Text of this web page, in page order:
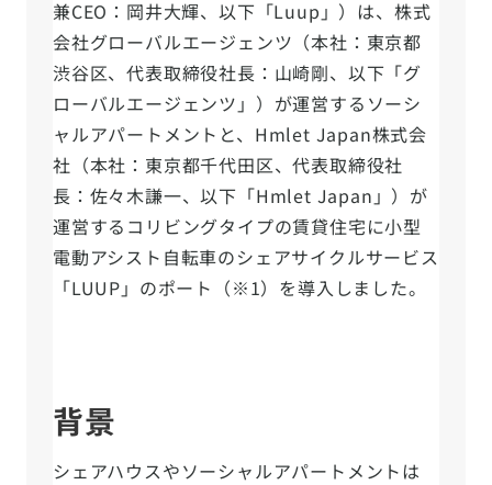
兼CEO：岡井大輝、以下「Luup」）は、株式
会社グローバルエージェンツ（本社：東京都
渋谷区、代表取締役社長：山崎剛、以下「グ
ローバルエージェンツ」）が運営するソーシ
ャルアパートメントと、Hmlet Japan株式会
社（本社：東京都千代田区、代表取締役社
長：佐々木謙一、以下「Hmlet Japan」）が
運営するコリビングタイプの賃貸住宅に小型
電動アシスト自転車のシェアサイクルサービス
「LUUP」のポート（※1）を導入しました。
背景
シェアハウスやソーシャルアパートメントは